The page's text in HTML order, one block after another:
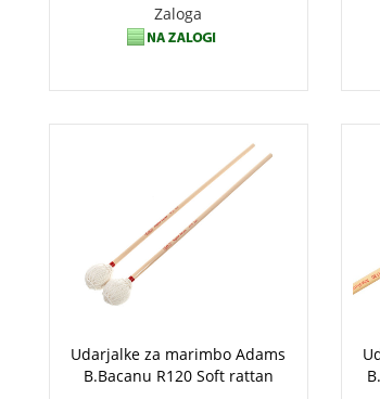
Zaloga
Udarjalke za marimbo Adams
B.Bacanu R120 Soft rattan